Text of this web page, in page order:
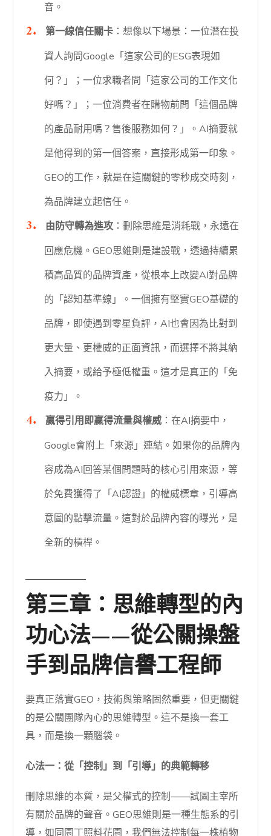
音。
第一線信任關卡：想像以下場景：一位潛在投
資人詢問Google「這家公司的ESG表現如
何？」；一位求職者問「這家公司的工作文化
好嗎？」；一位消費者在購物前問「這個品牌
的產品耐用嗎？售後服務如何？」。AI摘要就
是他得到的第一個答案，直接形成第一印象。
GEO的工作，就是在這關鍵的零秒成交時刻，
為品牌建立起信任。
由防守轉為進攻：刪除思維是消耗戰，永遠在
回應危機。GEO思維則是建設戰，透過持續累
積高品質的品牌資產，從根本上改變AI對品牌
的「認知基準線」。一個擁有堅實GEO基礎的
品牌，即使遇到零星負評，AI也會因為比對到
更大量、更權威的正面資訊，而選擇不將其納
入摘要，或給予極低權重。這才是真正的「免
疫力」。
贏得引用即贏得流量與權威：在AI摘要中，
Google會附上「來源」連結。如果你的品牌內
容成為AI回答某個問題時的核心引用來源，等
於免費獲得了「AI認證」的權威標章，引導高
意圖的點擊流量。這對於品牌內容的曝光，是
全新的槓桿。
第三章：思維轉型的內
功心法——從公關操盤
手到品牌信譽工程師
要真正落實GEO，技術與策略固然重要，但更關鍵
的是公關團隊內心的思維轉型。這不是換一套工
具，而是換一顆腦袋。
心法一：從「控制」到「引導」的典範轉移
刪除思維的本質，是父權式的控制——試圖主宰所
有關於品牌的聲音。GEO思維則是一種生態系的引
導，如同園丁照料花園，我們無法控制每一株植物